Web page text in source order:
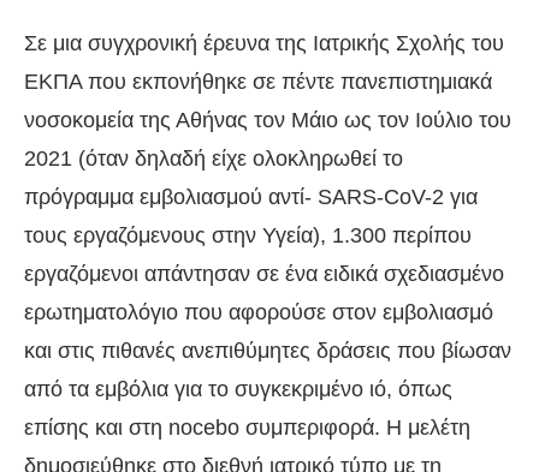
Σε μια συγχρονική έρευνα της Ιατρικής Σχολής του
ΕΚΠΑ που εκπονήθηκε σε πέντε πανεπιστημιακά
νοσοκομεία της Αθήνας τον Μάιο ως τον Ιούλιο του
2021 (όταν δηλαδή είχε ολοκληρωθεί το
πρόγραμμα εμβολιασμού αντί- SARS-CoV-2 για
τους εργαζόμενους στην Υγεία), 1.300 περίπου
εργαζόμενοι απάντησαν σε ένα ειδικά σχεδιασμένο
ερωτηματολόγιο που αφορούσε στον εμβολιασμό
και στις πιθανές ανεπιθύμητες δράσεις που βίωσαν
από τα εμβόλια για το συγκεκριμένο ιό, όπως
επίσης και στη nocebo συμπεριφορά. Η μελέτη
δημοσιεύθηκε στο διεθνή ιατρικό τύπο με τη